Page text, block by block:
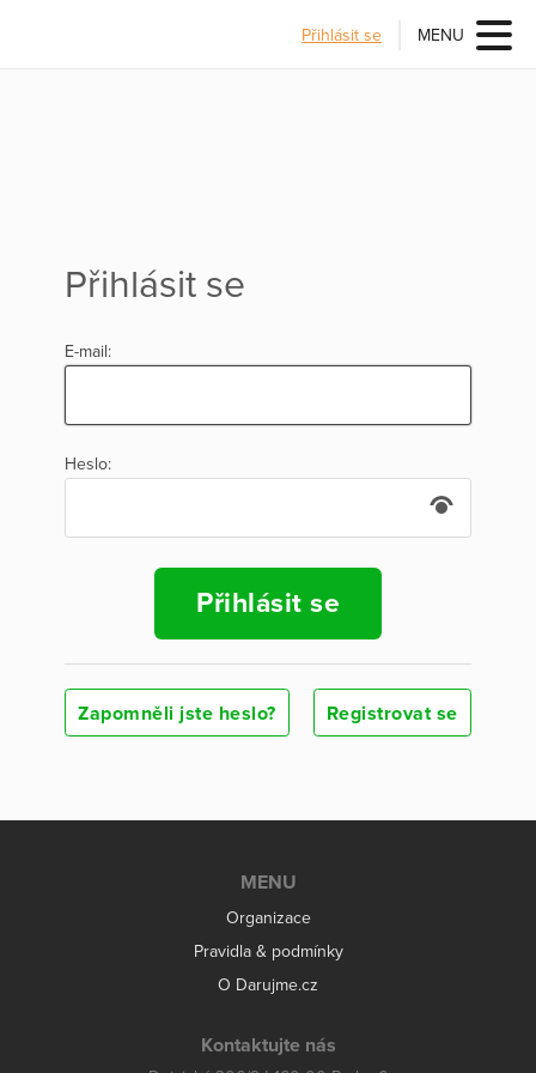
Přihlásit se MENU
Přihlásit se
E-mail:
Heslo:
Přihlásit se
Zapomněli jste heslo? Registrovat se
MENU
Organizace
Pravidla & podmínky
O Darujme.cz
Kontaktujte nás